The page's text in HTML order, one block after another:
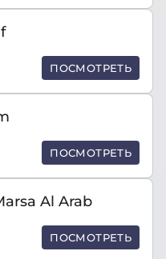
ПОСМОТРЕТЬ
ПОСМОТРЕТЬ
Al Arab
ПОСМОТРЕТЬ